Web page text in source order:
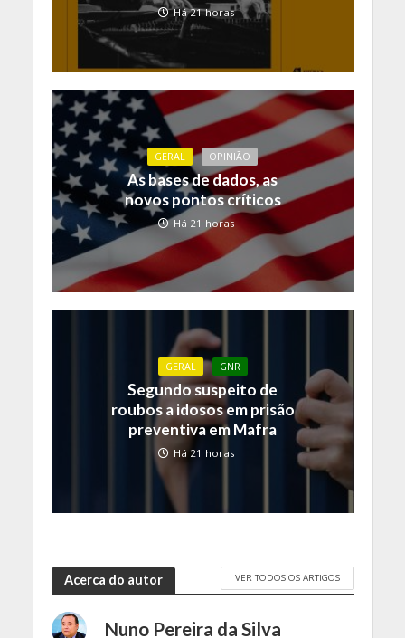
Há 21 horas
GERAL OPINIÃO
As bases de dados, as
novos pontos críticos
Há 21 horas
GERAL GNR
Segundo suspeito de
roubos a idosos em prisão
preventiva em Mafra
Há 21 horas
Acerca do autor VER TODOS OS ARTIGOS
Nuno Pereira da Silva